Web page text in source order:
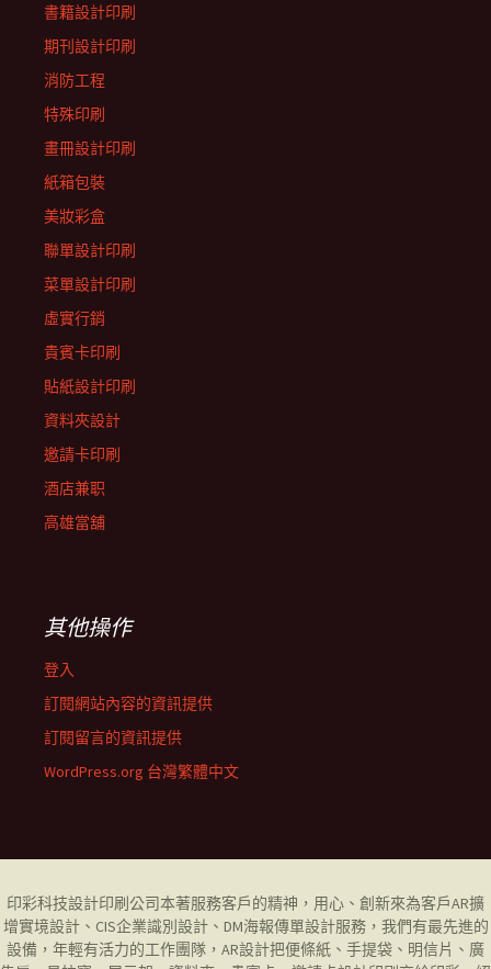
書籍設計印刷
期刊設計印刷
消防工程
特殊印刷
畫冊設計印刷
紙箱包裝
美妝彩盒
聯單設計印刷
菜單設計印刷
虛實行銷
貴賓卡印刷
貼紙設計印刷
資料夾設計
邀請卡印刷
酒店兼职
高雄當舖
其他操作
登入
訂閱網站內容的資訊提供
訂閱留言的資訊提供
WordPress.org 台灣繁體中文
印彩科技設計印刷公司本著服務客戶的精神，用心、創新來為客戶AR擴
增實境設計、CIS企業識別設計、DM海報傳單設計服務，我們有最先進的
設備，年輕有活力的工作團隊，AR設計把便條紙、手提袋、明信片、廣